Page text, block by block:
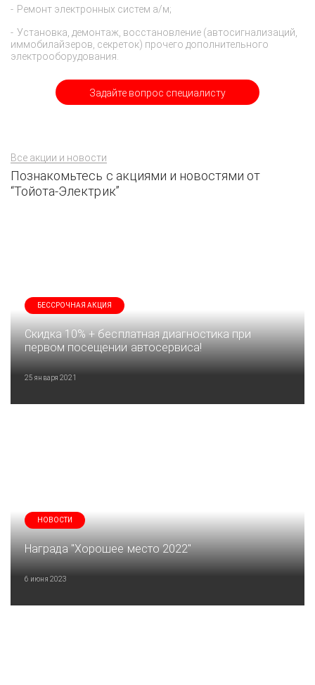
Задайте вопрос специалисту
Ремонт электронных систем а/м;
Установка, демонтаж, восстановление (автосигнализаций,
иммобилайзеров, секреток) прочего дополнительного
электрооборудования.
Все акции и новости
Познакомьтесь с акциями и новостями от
“Тойота-Электрик”
БЕССРОЧНАЯ АКЦИЯ
Скидка 10% + бесплатная диагностика при
первом посещении автосервиса!
25 января 2021
НОВОСТИ
Награда "Хорошее место 2022"
6 июня 2023